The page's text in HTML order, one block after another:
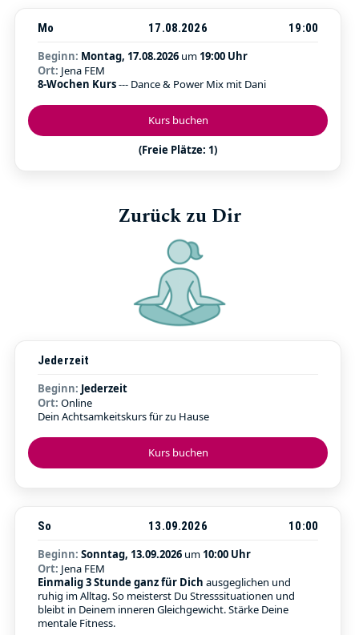
Kurs buchen
(Freie Plätze: 1)
Mo 17.08.2026
19:00
Beginn: Montag, 17.08.2026 um 19:00 Uhr
Ort: Jena FEM
8-Wochen Kurs--- Dance & Power Mix mit Dani
Zurück zu Dir
Kurs buchen
Jederzeit
Beginn: Jederzeit
Ort: Online
Dein Achtsamkeitskurs für zu Hause
So 13.09.2026
10:00
Beginn: Sonntag, 13.09.2026 um 10:00 Uhr
Ort: Jena FEM
Einmalig 3 Stunde ganz für Dich ausgeglichen und
ruhig im Alltag. So meisterst Du Stresssituationen und
bleibt in Deinem inneren Gleichgewicht. Stärke Deine
mentale Fitness.